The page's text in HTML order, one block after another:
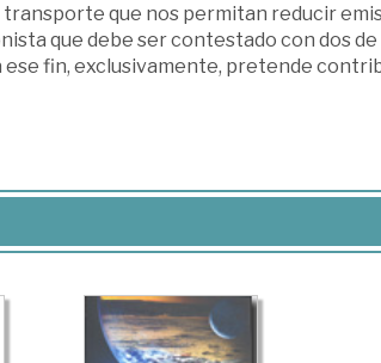
que nos permitan reducir
que debe ser contestado con dos
ese fin, exclusivamente, pretende